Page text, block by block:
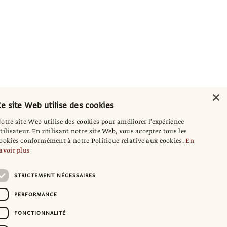
×
site Web utilise des cookies
site Web utilise des cookies pour améliorer l'expérience
En utilisant notre site Web, vous acceptez tous les
conformément à notre Politique relative aux cookies.En
plus
STRICTEMENT NÉCESSAIRES
PERFORMANCE
FONCTIONNALITÉ